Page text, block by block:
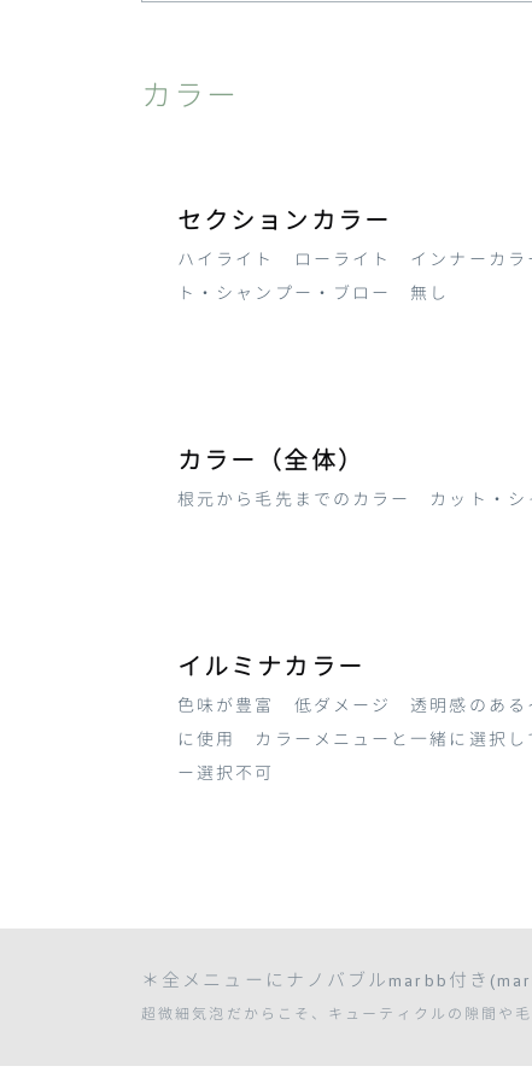
カラー
セクションカラー
ハイライト ローライト インナーカ
ト・シャンプー・ブロー 無し
カラー（全体）
根元から毛先までのカラー カット・
イルミナカラー
色味が豊富 低ダメージ 透明感のある
に使用 カラーメニューと一緒に選択
ー選択不可
＊全メニューにナノバブルmarbb付き
超微細気泡だからこそ、キューティクルの隙間や